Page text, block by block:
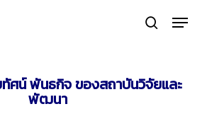
search
Menu
ศน์ พันธกิจ ของสถาบันวิจัยและ
พัฒนา